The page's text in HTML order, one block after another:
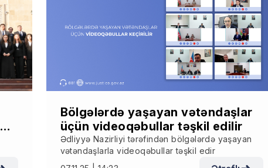
Bölgələrdə yaşayan vətəndaşlar
üçün videoqəbullar təşkil edilir
Ədliyyə Nazirliyi tərəfindən bölgələrdə yaşayan
vətəndaşlarla videoqəbullar təşkil edir